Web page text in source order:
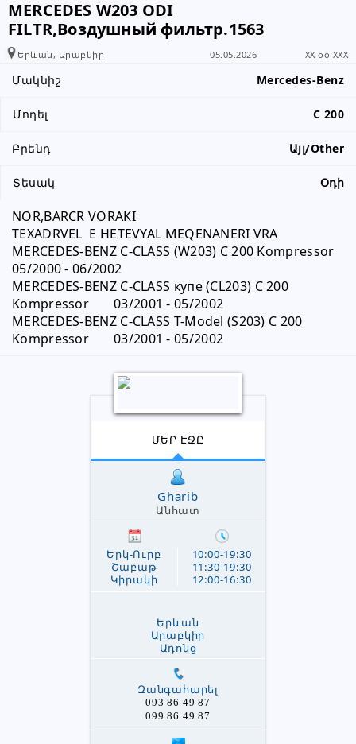
MERCEDES W203 ODI
FILTR,Воздушный фильтр.1563
Երևան, Արաբկիր 05.05.2026 XX oo XXX
Մակնիշ Mercedes-Benz
Մոդել C 200
Բրենդ Այլ/Other
Տեսակ Օդի
NOR,BARCR VORAKI
MERCEDES-BENZ C-CLASS (W203) C 200 Kompressor
05/2000 - 06/2002
MERCEDES-BENZ C-CLASS купе (CL203) C 200
Kompressor 	03/2001 - 05/2002
MERCEDES-BENZ C-CLASS T-Model (S203) C 200
Kompressor 	03/2001 - 05/2002
ՄԵՐ ԷՋԸ
Gharib
Անհատ
Երկ-Ուրբ
Շաբաթ
Կիրակի
10:00-19:30
11:30-19:30
12:00-16:30
Երևան
Արաբկիր
Ադոնց
Զանգահարել
093 86 49 87
099 86 49 87
տեղեկացնել, որ իր տվյալները
վերցրել եք www.RALLY.am կայքից